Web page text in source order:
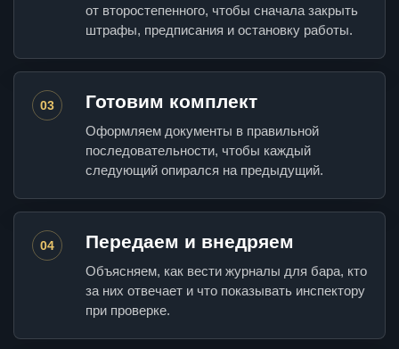
от второстепенного, чтобы сначала закрыть
штрафы, предписания и остановку работы.
03 Готовим комплект
Оформляем документы в правильной
последовательности, чтобы каждый
следующий опирался на предыдущий.
04 Передаем и внедряем
Объясняем, как вести журналы для бара, кто
за них отвечает и что показывать инспектору
при проверке.